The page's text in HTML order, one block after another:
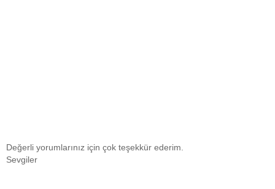
Değerli yorumlarınız için çok teşekkür ederim.
Sevgiler